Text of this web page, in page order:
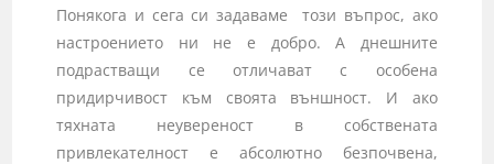
Понякога и сега си задаваме този въпрос, ако
настроението ни не е добро. А днешните
подрастващи се отличават с особена
придирчивост към своята външност. И ако
тяхната неувереност в собствената
привлекателност е абсолютно безпочвена,